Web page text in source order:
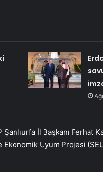
İl Başkanı Ferhat
Uyum Projesi